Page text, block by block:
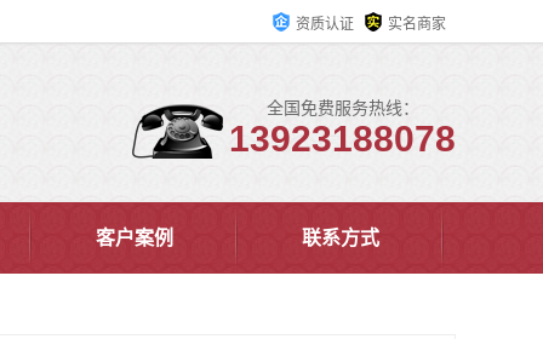
资质认证 实名商家
全国免费服务热线：
13923188078
客户案例 联系方式